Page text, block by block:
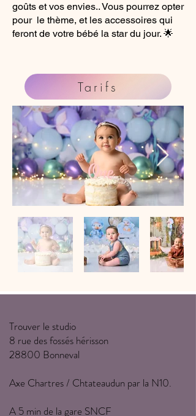
goûts et vos envies.. Vous pourrez opter
pour le thème, et les accessoires qui
feront de votre bébé la star du jour. 🌟
Tarifs
Trouver le studio
8 rue des fossés hérisson
28800 Bonneval
Axe Chartres / Chtateaudun par la N10.
A 5 min de la gare SNCF